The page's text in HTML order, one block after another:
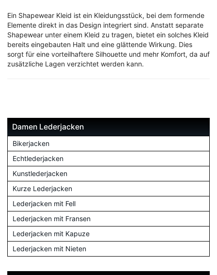
Ein Shapewear Kleid ist ein Kleidungsstück, bei dem formende
Elemente direkt in das Design integriert sind. Anstatt separate
Shapewear unter einem Kleid zu tragen, bietet ein solches Kleid
bereits eingebauten Halt und eine glättende Wirkung. Dies
sorgt für eine vorteilhaftere Silhouette und mehr Komfort, da auf
zusätzliche Lagen verzichtet werden kann.
Damen Lederjacken
Bikerjacken
Echtlederjacken
Kunstlederjacken
Kurze Lederjacken
Lederjacken mit Fell
Lederjacken mit Fransen
Lederjacken mit Kapuze
Lederjacken mit Nieten